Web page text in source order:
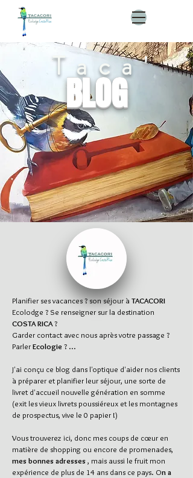
Taca'
BLOG
Planifier ses vacances ? son séjour à TACACORI
Ecolodge ? Se renseigner sur la destination
COSTA RICA?
Garder contact avec nous après votre passage ?
ParlerEcologie ? ...
J'ai conçu ce blog dans l'optique d'aider nos clients
à préparer et planifier leur séjour, une sorte de
livret d'accueil nouvelle génération en somme
(exit les vieux livrets poussiéreux et les montagnes
de prospectus, vive le 0 papier !)
Vous trouverez ici, donc mes coups de cœur en
matière de shopping ou encore de promenades,
mes bonnes adresses, mais aussi le fruit mon
expérience de plus de 14 ans dans ce pays. On a